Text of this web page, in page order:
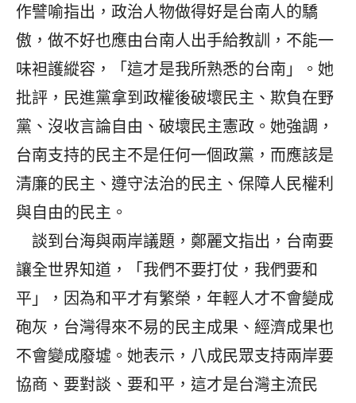
作譬喻指出，政治人物做得好是台南人的驕
傲，做不好也應由台南人出手給教訓，不能一
味袒護縱容，「這才是我所熟悉的台南」。她
批評，民進黨拿到政權後破壞民主、欺負在野
黨、沒收言論自由、破壞民主憲政。她強調，
台南支持的民主不是任何一個政黨，而應該是
清廉的民主、遵守法治的民主、保障人民權利
與自由的民主。
談到台海與兩岸議題，鄭麗文指出，台南要
讓全世界知道，「我們不要打仗，我們要和
平」，因為和平才有繁榮，年輕人才不會變成
砲灰，台灣得來不易的民主成果、經濟成果也
不會變成廢墟。她表示，八成民眾支持兩岸要
協商、要對談、要和平，這才是台灣主流民